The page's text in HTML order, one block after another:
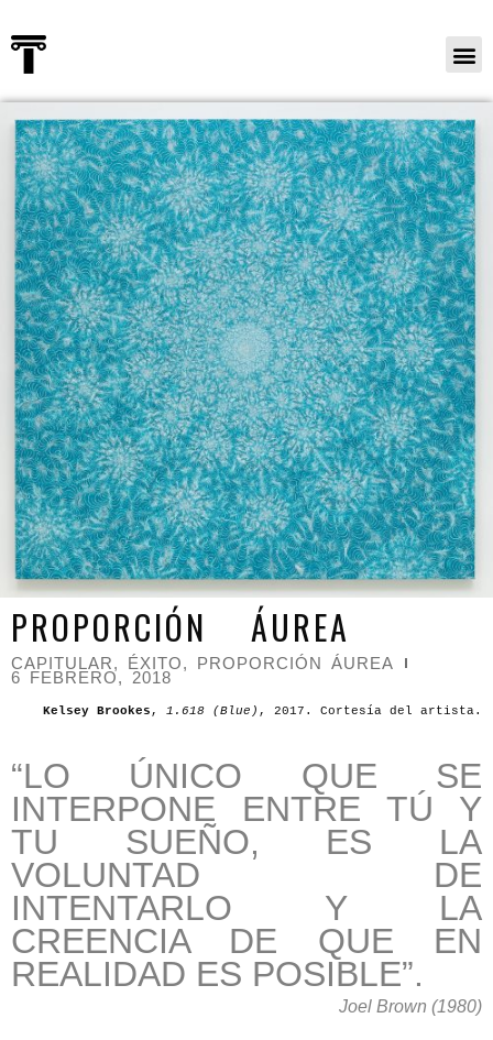
PROPORCIÓN ÁUREA
CAPITULAR, ÉXITO, PROPORCIÓN ÁUREA
6 FEBRERO, 2018
Kelsey Brookes , 1.618 (Blue) , 2017. Cortesía del artista.
“LO ÚNICO QUE SE
INTERPONE ENTRE TÚ Y
TU SUEÑO, ES LA
VOLUNTAD DE
INTENTARLO Y LA
CREENCIA DE QUE EN
REALIDAD ES POSIBLE”.
Joel Brown (1980)